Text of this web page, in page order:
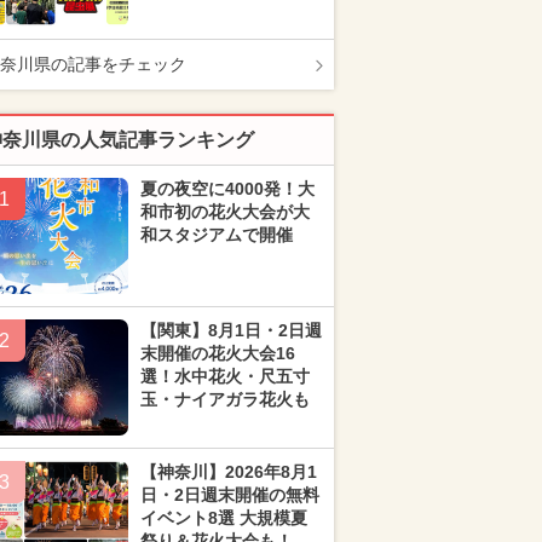
川県の記事をチェック
川県の人気記事ランキング
1
夏の夜空に4000発！大
和市初の花火大会が大
和スタジアムで開催
2
【関東】8月1日・2日週
末開催の花火大会16
選！水中花火・尺五寸
玉・ナイアガラ花火も
3
【神奈川】2026年8月1
日・2日週末開催の無料
イベント8選 大規模夏